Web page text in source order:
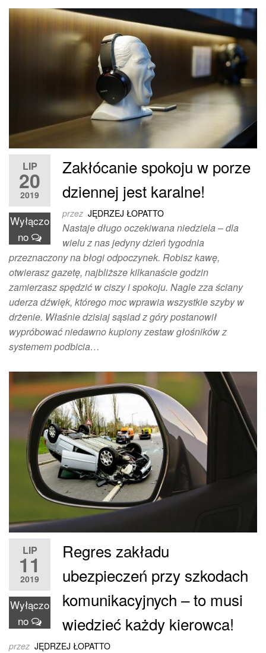
LIP
20
2019
Wyłączo
no
Zakłócanie spokoju w porze
dziennej jest karalne!
przez JĘDRZEJ ŁOPATTO
Nastaje długo oczekiwana niedziela – dla
wielu z nas jedyny dzień tygodnia
przeznaczony na błogi odpoczynek. Robisz kawę,
otwierasz gazetę, najbliższe kilkanaście godzin
zamierzasz spędzić w ciszy i spokoju. Nagle zza ściany
uderza dźwięk, którego moc wprawia wszystkie szyby w
drżenie. Właśnie dzisiaj sąsiad z góry postanowił
wypróbować niedawno kupiony zestaw głośników z
systemem podbicia…
LIP
11
2019
Wyłączo
no
Regres zakładu
ubezpieczeń przy szkodach
komunikacyjnych – to musi
wiedzieć każdy kierowca!
przez JĘDRZEJ ŁOPATTO